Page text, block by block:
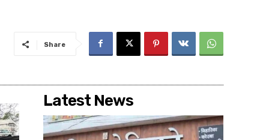
Share
Latest News